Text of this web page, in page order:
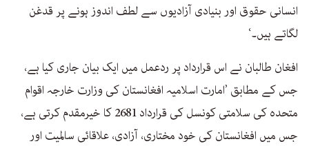
انسانی حقوق اور بنیادی آزادیوں سے لطف اندوز ہونے پر قدغن
لگاتے ہیں۔‘
افغان طالبان نے اس قرارداد پر ردعمل میں ایک بیان جاری کیا ہے،
جس کے مطابق ’امارت اسلامیہ افغانستان کی وزارت خارجہ اقوام
متحدہ کی سلامتی کونسل کی قرارداد 2681 کا خیرمقدم کرتی ہے،
جس میں افغانستان کی خود مختاری، آزادی، علاقائی سالمیت اور